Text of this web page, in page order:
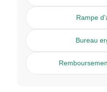
Rampe
Bureau